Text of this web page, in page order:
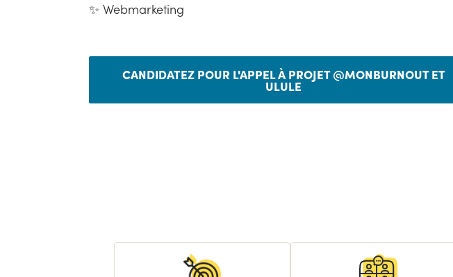
✨ Webmarketing
CANDIDATEZ POUR L'APPEL À PROJET @MONBURNOUT ET
ULULE